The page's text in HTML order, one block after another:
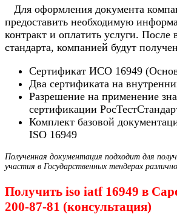
Для оформления документа
предоставить необходимую
контракт и оплатить услуги. После
стандарта, компанией будут
Сертификат ИСО 16949
Два сертификата на
Разрешение на применение
сертификации
Комплект базовой
ISO 16949
Полученная документация подходит для
участия в Государственных тендерах
Получить iso iatf 16949 в
200-87-81 (консультация)